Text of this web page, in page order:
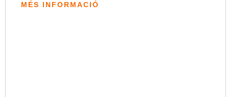
MÉS INFORMACIÓ